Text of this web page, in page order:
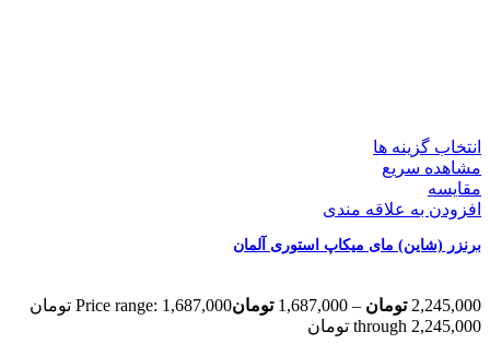
انتخاب گزینه ها
مشاهده سریع
مقایسه
افزودن به علاقه مندی
برنزر (شاین) مای میکاپ استوری آلمان
2,245,000 تومان –
1,687,000 تومان
Price range: 1,687,000 تومان
through 2,245,000 تومان